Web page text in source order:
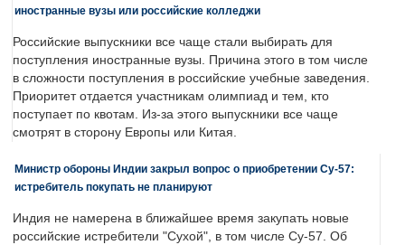
иностранные вузы или российские колледжи
Российские выпускники все чаще стали выбирать для
поступления иностранные вузы. Причина этого в том числе
в сложности поступления в российские учебные заведения.
Приоритет отдается участникам олимпиад и тем, кто
поступает по квотам. Из-за этого выпускники все чаще
смотрят в сторону Европы или Китая.
Министр обороны Индии закрыл вопрос о приобретении Су-57:
истребитель покупать не планируют
Индия не намерена в ближайшее время закупать новые
российские истребители "Сухой", в том числе Су-57. Об